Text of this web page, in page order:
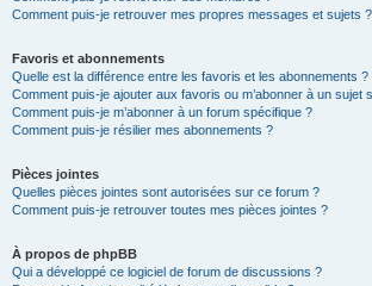
Comment puis-je retrouver mes propres messages et sujets ?
Favoris et abonnements
Quelle est la différence entre les favoris et les abonnements ?
Comment puis-je ajouter aux favoris ou m’abonner à un sujet
Comment puis-je m’abonner à un forum spécifique ?
Comment puis-je résilier mes abonnements ?
Pièces jointes
Quelles pièces jointes sont autorisées sur ce forum ?
Comment puis-je retrouver toutes mes pièces jointes ?
À propos de phpBB
Qui a développé ce logiciel de forum de discussions ?